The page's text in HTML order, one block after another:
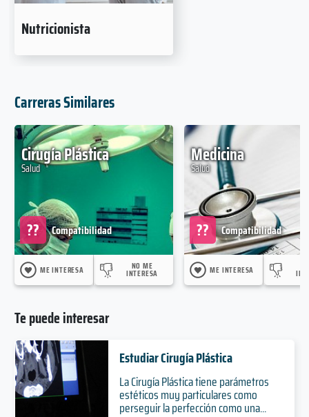
Nutricionista
Carreras Similares
Cirugía Plástica
Salud
Compatibilidad
??
ME INTERESA NO ME
INTERESA
Medicina
Salud
Compatibilidad
??
ME INTERESA
Te puede interesar
Estudiar Cirugía Plástica
La Cirugía Plástica tiene parámetros
estéticos muy particulares como
perseguir la perfección como una...